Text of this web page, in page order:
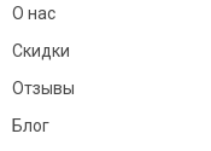
О нас
Скидки
Отзывы
Блог